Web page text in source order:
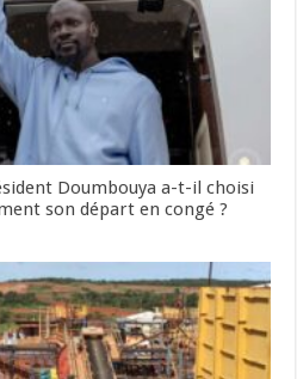
Doumbouya a-t-il choisi
son départ en congé ?